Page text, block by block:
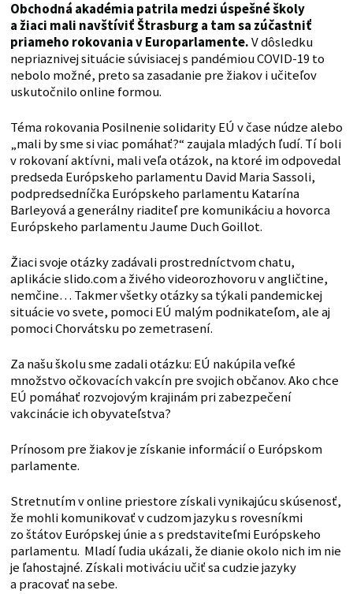
Obchodná akadémia patrila medzi úspešné školy
a žiaci mali navštíviť Štrasburg a tam sa zúčastniť
priameho rokovania v Europarlamente.V dôsledku
nepriaznivej situácie súvisiacej s pandémiou COVID-19 to
nebolo možné, preto sa zasadanie pre žiakov i učiteľov
uskutočnilo online formou.
Téma rokovania Posilnenie solidarity EÚ v čase núdze alebo
„mali by sme si viac pomáhať?“ zaujala mladých ľudí. Tí boli
v rokovaní aktívni, mali veľa otázok, na ktoré im odpovedal
predseda Európskeho parlamentu David Maria Sassoli,
podpredsedníčka Európskeho parlamentu Katarína
Barleyová a generálny riaditeľ pre komunikáciu a hovorca
Európskeho parlamentu Jaume Duch Goillot.
Žiaci svoje otázky zadávali prostredníctvom chatu,
aplikácie slido.com a živého videorozhovoru v angličtine,
nemčine… Takmer všetky otázky sa týkali pandemickej
situácie vo svete, pomoci EÚ malým podnikateľom, ale aj
pomoci Chorvátsku po zemetrasení.
Za našu školu sme zadali otázku: EÚ nakúpila veľké
množstvo očkovacích vakcín pre svojich občanov. Ako chce
EÚ pomáhať rozvojovým krajinám pri zabezpečení
vakcinácie ich obyvateľstva?
Prínosom pre žiakov je získanie informácií o Európskom
parlamente.
Stretnutím v online priestore získali vynikajúcu skúsenosť,
že mohli komunikovať v cudzom jazyku s rovesníkmi
zo štátov Európskej únie a s predstaviteľmi Európskeho
parlamentu. Mladí ľudia ukázali, že dianie okolo nich im nie
je ľahostajné. Získali motiváciu učiť sa cudzie jazyky
a pracovať na sebe.